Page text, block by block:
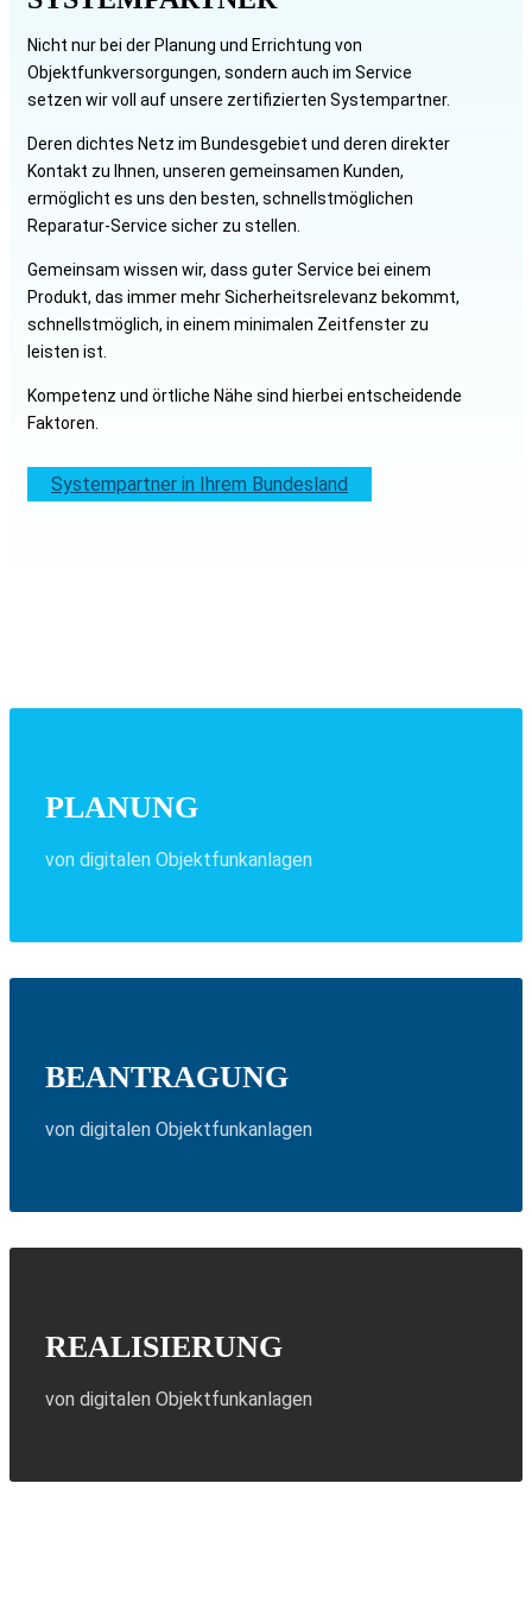
Nicht nur bei der Planung und Errichtung von
Objektfunkversorgungen, sondern auch im Service
setzen wir voll auf unsere zertifizierten Systempartner.
Deren dichtes Netz im Bundesgebiet und deren direkter
Kontakt zu Ihnen, unseren gemeinsamen Kunden,
ermöglicht es uns den besten, schnellstmöglichen
Reparatur-Service sicher zu stellen.
Gemeinsam wissen wir, dass guter Service bei einem
Produkt, das immer mehr Sicherheitsrelevanz bekommt,
schnellstmöglich, in einem minimalen Zeitfenster zu
leisten ist.
Kompetenz und örtliche Nähe sind hierbei entscheidende
Faktoren.
Systempartner in Ihrem Bundesland
PLANUNG
von digitalen Objektfunkanlagen
BEANTRAGUNG
von digitalen Objektfunkanlagen
REALISIERUNG
von digitalen Objektfunkanlagen